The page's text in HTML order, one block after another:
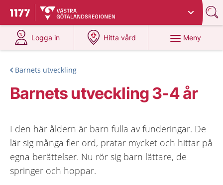
Till startsidan för 1177
Du har valt region
Logga in
på 1177.se
Hitta vård
på 1177.se
Meny
Barnets utveckling
Barnets utveckling 3-4 år
I den här åldern är barn fulla av funderingar. De
lär sig många fler ord, pratar mycket och hittar på
egna berättelser. Nu rör sig barn lättare, de
springer och hoppar.